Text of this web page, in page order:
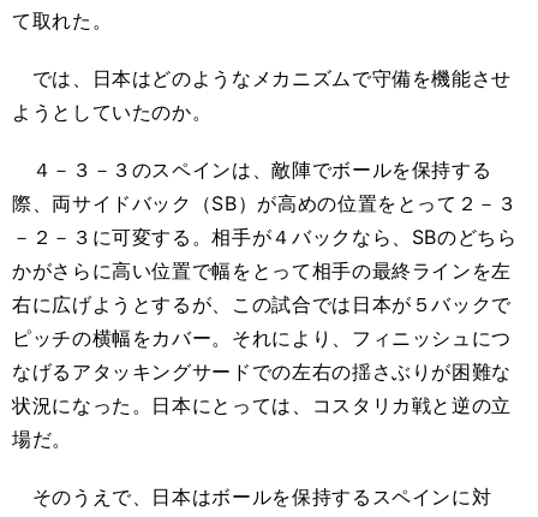
て取れた。
では、日本はどのようなメカニズムで守備を機能させ
ようとしていたのか。
４－３－３のスペインは、敵陣でボールを保持する
際、両サイドバック（SB）が高めの位置をとって２－３
－２－３に可変する。相手が４バックなら、SBのどちら
かがさらに高い位置で幅をとって相手の最終ラインを左
右に広げようとするが、この試合では日本が５バックで
ピッチの横幅をカバー。それにより、フィニッシュにつ
なげるアタッキングサードでの左右の揺さぶりが困難な
状況になった。日本にとっては、コスタリカ戦と逆の立
場だ。
そのうえで、日本はボールを保持するスペインに対